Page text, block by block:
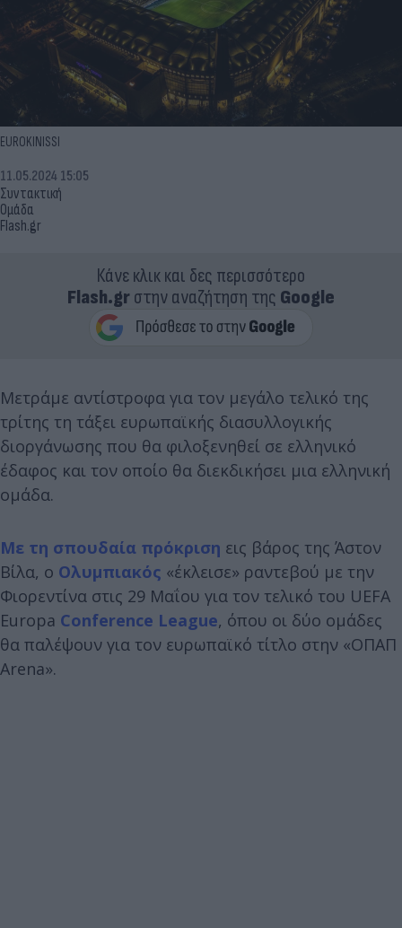
EUROKINISSI
Συντακτική
Ομάδα
Flash.gr
11.05.2024 15:05
Κάνε κλικ και δες περισσότερο
Flash.grστην αναζήτηση της Google
Μετράμε αντίστροφα για τον μεγάλο τελικό της
τρίτης τη τάξει ευρωπαϊκής διασυλλογικής
διοργάνωσης που θα φιλοξενηθεί σε ελληνικό
έδαφος και τον οποίο θα διεκδικήσει μια ελληνική
ομάδα.
Με τη σπουδαία πρόκριση εις βάρος της Άστον
Βίλα, ο Ολυμπιακός «έκλεισε» ραντεβού με την
Φιορεντίνα στις 29 Μαΐου για τον τελικό του UEFA
Europa Conference League, όπου οι δύο ομάδες
θα παλέψουν για τον ευρωπαϊκό τίτλο στην «ΟΠΑΠ
Arena».